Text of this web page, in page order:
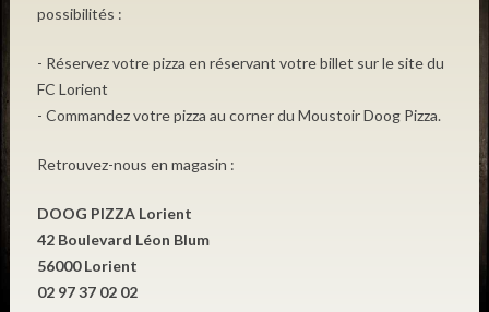
possibilités :
- Réservez votre pizza en réservant votre billet sur le site du
FC Lorient
- Commandez votre pizza au corner du Moustoir Doog Pizza.
Retrouvez-nous en magasin :
DOOG PIZZA Lorient
42 Boulevard Léon Blum
56000 Lorient
02 97 37 02 02